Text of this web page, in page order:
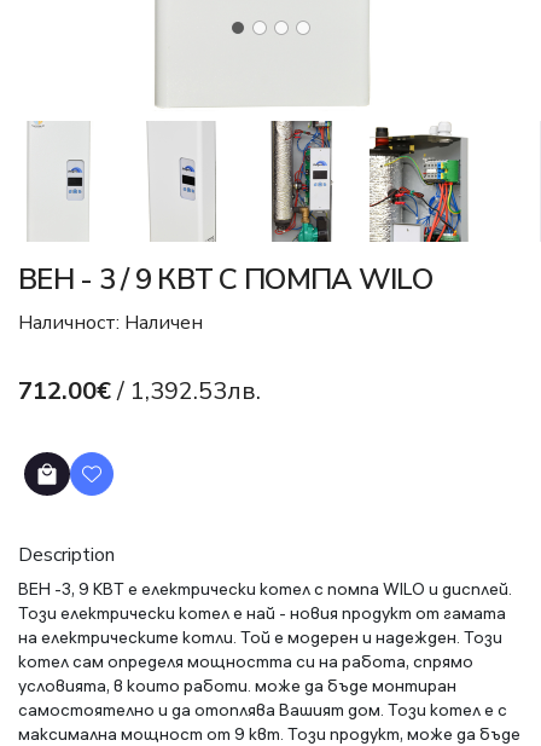
ВЕН - 3 / 9 КВТ С ПОМПА WILO
Наличност: Наличен
712.00€/ 1,392.53лв.
Description
ВЕН -3, 9 КВТ е електрически котел с помпа WILO и дисплей.
Този електрически котел е най - новия продукт от гамата
на електрическите котли. Той е модерен и надежден. Този
котел сам определя мощността си на работа, спрямо
условията, в които работи. може да бъде монтиран
самостоятелно и да отоплява Вашият дом. Този котел е с
максимална мощност от 9 квт. Този продукт, може да бъде